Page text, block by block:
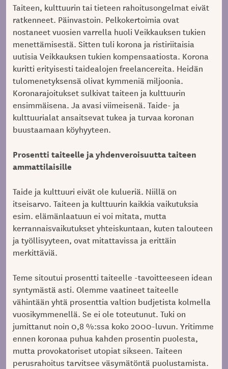
Taiteen, kulttuurin tai tieteen rahoitusongelmat eivät
ratkenneet. Päinvastoin. Pelkokertoimia ovat
nostaneet vuosien varrella huoli Veikkauksen tukien
menettämisestä. Sitten tuli korona ja ristiriitaisia
uutisia Veikkauksen tukien kompensaatiosta. Korona
kuritti erityisesti taidealojen freelancereita. Heidän
tulomenetyksensä olivat kymmeniä miljoonia.
Koronarajoitukset sulkivat taiteen ja kulttuurin
ensimmäisena. Ja avasi viimeisenä. Taide- ja
kulttuurialat ansaitsevat tukea ja turvaa koronan
buustaamaan köyhyyteen.
Prosentti taiteelle ja yhdenveroisuutta taiteen
ammattilaisille
Taide ja kulttuuri eivät ole kulueriä. Niillä on
itseisarvo. Taiteen ja kulttuurin kaikkia vaikutuksia
esim. elämänlaatuun ei voi mitata, mutta
kerrannaisvaikutukset yhteiskuntaan, kuten talouteen
ja työllisyyteen, ovat mitattavissa ja erittäin
merkittäviä.
Teme sitoutui prosentti taiteelle -tavoitteeseen idean
syntymästä asti. Olemme vaatineet taiteelle
vähintään yhtä prosenttia valtion budjetista kolmella
vuosikymmenellä. Se ei ole toteutunut. Tuki on
jumittanut noin 0,8 %:ssa koko 2000-luvun. Yritimme
ennen koronaa puhua kahden prosentin puolesta,
mutta provokatoriset utopiat sikseen. Taiteen
perusrahoitus tarvitsee väsymätöntä puolustamista.